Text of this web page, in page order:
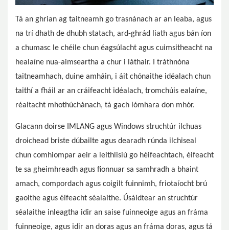
Tá an ghrian ag taitneamh go trasnánach ar an leaba, agus
na trí dhath de dhubh statach, ard-ghrád liath agus bán íon
a chumasc le chéile chun éagsúlacht agus cuimsitheacht na
healaíne nua-aimseartha a chur i láthair. I tráthnóna
taitneamhach, duine amháin, i áit chónaithe idéalach chun
taithí a fháil ar an cráifeacht idéalach, tromchúis ealaíne,
réaltacht mhothúchánach, tá gach lómhara don mhór.
Glacann doirse IMLANG agus Windows struchtúr ilchuas
droichead briste dúbailte agus dearadh rúnda ilchiseal
chun comhiompar aeir a leithlisiú go héifeachtach, éifeacht
te sa gheimhreadh agus fionnuar sa samhradh a bhaint
amach, compordach agus coigilt fuinnimh, friotaíocht brú
gaoithe agus éifeacht séalaithe. Úsáidtear an struchtúr
séalaithe inleagtha idir an saise fuinneoige agus an fráma
fuinneoige, agus idir an doras agus an fráma doras, agus tá